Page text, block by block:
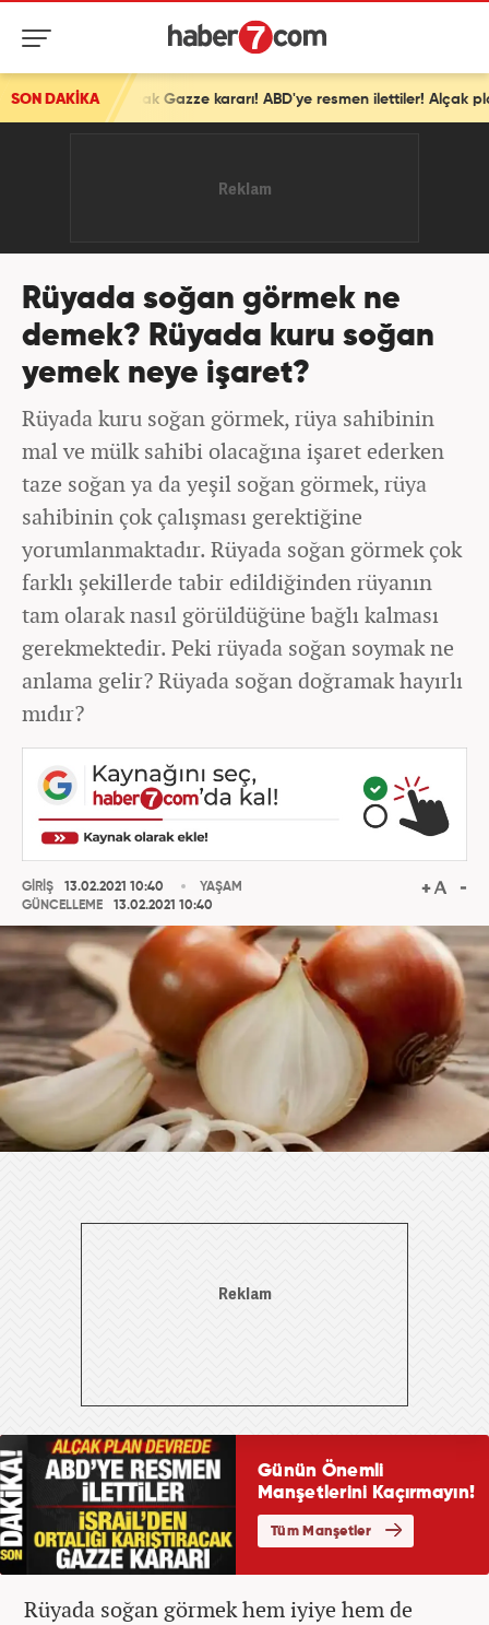
SON DAKİKA İsrail'den ortalığı karıştıracak Gazze kararı! ABD'ye resmen ilettiler! Alçak plan devrede
Rüyada soğan görmek ne
demek? Rüyada kuru soğan
yemek neye işaret?
Rüyada kuru soğan görmek, rüya sahibinin
mal ve mülk sahibi olacağına işaret ederken
taze soğan ya da yeşil soğan görmek, rüya
sahibinin çok çalışması gerektiğine
yorumlanmaktadır. Rüyada soğan görmek çok
farklı şekillerde tabir edildiğinden rüyanın
tam olarak nasıl görüldüğüne bağlı kalması
gerekmektedir. Peki rüyada soğan soymak ne
anlama gelir? Rüyada soğan doğramak hayırlı
mıdır?
GİRİŞ
13.02.2021 10:40
GÜNCELLEME
13.02.2021 10:40
YAŞAM
Rüyada soğan görmek hem iyiye hem de